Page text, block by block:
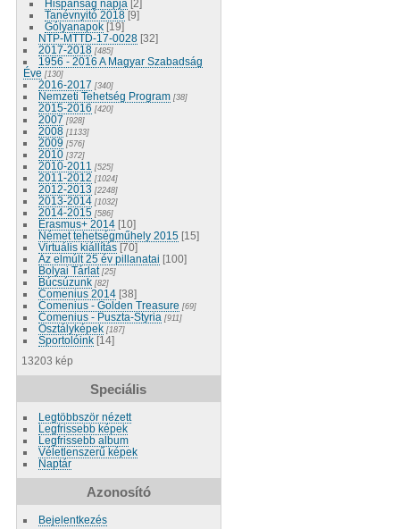
Hispánság napja [2]
Tanévnyitó 2018 [9]
Gólyanapok [19]
NTP-MTTD-17-0028 [32]
2017-2018 [485]
1956 - 2016 A Magyar Szabadság
Éve [130]
2016-2017 [340]
Nemzeti Tehetség Program [38]
2015-2016 [420]
2007 [928]
2008 [1133]
2009 [576]
2010 [372]
2010-2011 [525]
2011-2012 [1024]
2012-2013 [2248]
2013-2014 [1032]
2014-2015 [586]
Erasmus+ 2014 [10]
Német tehetségműhely 2015 [15]
Virtuális kiállítás [70]
Az elmúlt 25 év pillanatai [100]
Bolyai Tárlat [25]
Búcsúzunk [82]
Comenius 2014 [38]
Comenius - Golden Treasure [69]
Comenius - Puszta-Styria [911]
Osztályképek [187]
Sportolóink [14]
13203 kép
Speciális
Legtöbbször nézett
Legfrissebb képek
Legfrissebb album
Véletlenszerű képek
Naptár
Azonosító
Bejelentkezés